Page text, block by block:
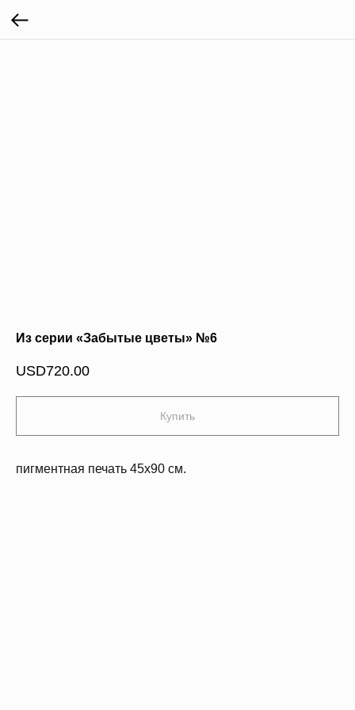
Из серии «Забытые цветы» №6
USD720.00
Купить
пигментная печать 45х90 см.